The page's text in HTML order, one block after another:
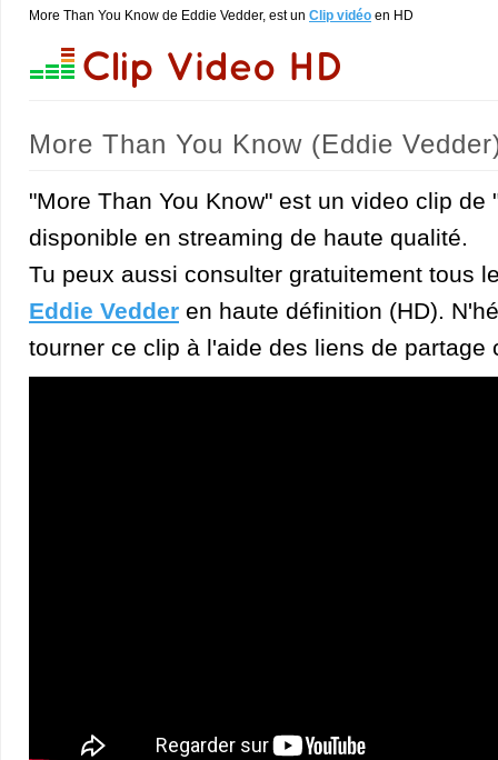
More Than You Know de Eddie Vedder, est un Clip vidéo en HD
More Than You Know (Eddie
"More Than You Know" est un video clip de
disponible en streaming de haute qualité.
Tu peux aussi consulter gratuitement tous
Eddie Vedder en haute définition (HD).
tourner ce clip à l'aide des liens de partage